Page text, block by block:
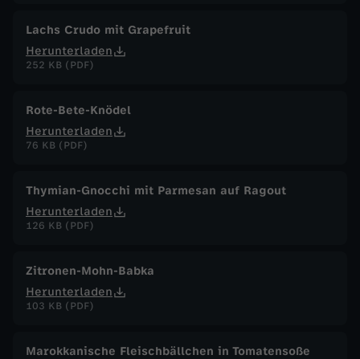
Lachs Crudo mit Grapefruit
Herunterladen
252 KB (PDF)
Rote-Bete-Knödel
Herunterladen
76 KB (PDF)
Thymian-Gnocchi mit Parmesan auf Ragout
Herunterladen
126 KB (PDF)
Zitronen-Mohn-Babka
Herunterladen
103 KB (PDF)
Marokkanische Fleischbällchen in Tomatensoße